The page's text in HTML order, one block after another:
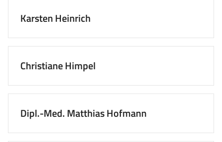
Karsten Heinrich
Christiane Himpel
Dipl.-Med. Matthias Hofmann